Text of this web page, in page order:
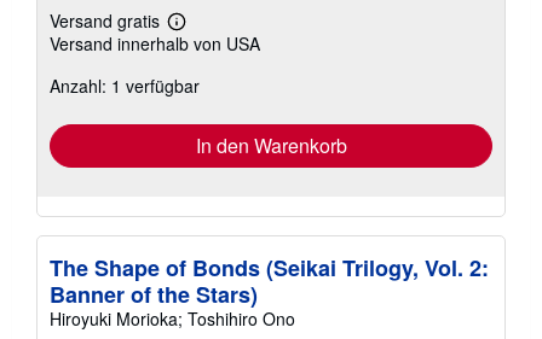
Versand gratis
Weitere
Informationen
Versandkosten
Versand innerhalb von USA
Anzahl: 1 verfügbar
In den Warenkorb
The Shape of Bonds (Seikai Trilogy, Vol. 2:
Banner of the Stars)
Hiroyuki Morioka; Toshihiro Ono